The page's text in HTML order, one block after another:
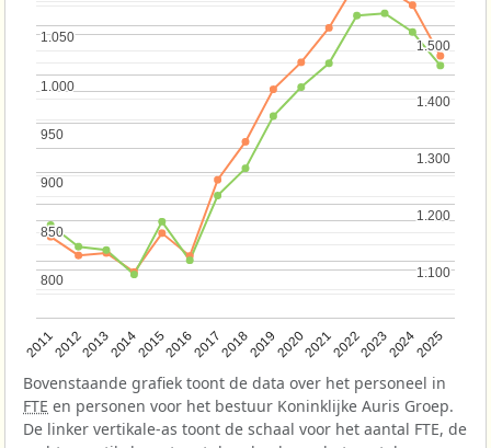
201120122013201420152016201720182019202020212022202320242025
800
800
850
850
900
900
950
950
1.000
1.000
1.050
1.050
1.100
1.100
1.200
1.200
1.300
1.300
1.400
1.400
1.500
1.500
Bovenstaande grafiek toont de data over het personeel in
FTE en personen voor het bestuur Koninklijke Auris Groep.
De linker vertikale-as toont de schaal voor het aantal FTE, de